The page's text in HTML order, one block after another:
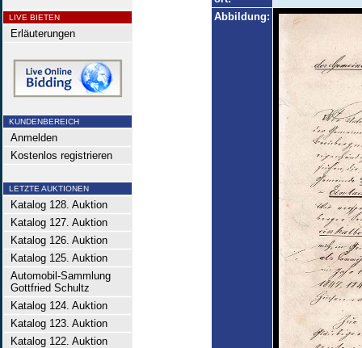
LIVE BIETEN
Erläuterungen
KUNDENBEREICH
Anmelden
Kostenlos registrieren
LETZTE AUKTIONEN
Katalog 128. Auktion
Katalog 127. Auktion
Katalog 126. Auktion
Katalog 125. Auktion
Automobil-Sammlung
Gottfried Schultz
Katalog 124. Auktion
Katalog 123. Auktion
Katalog 122. Auktion
Abbildung: